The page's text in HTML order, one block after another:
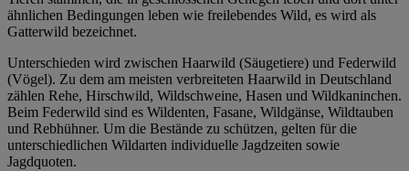
ähnlichen Bedingungen leben wie freilebendes Wild, es wird als
Gatterwild bezeichnet.
Unterschieden wird zwischen Haarwild (Säugetiere) und Federwild
(Vögel). Zu dem am meisten verbreiteten Haarwild in Deutschland
zählen Rehe, Hirschwild, Wildschweine, Hasen und Wildkaninchen.
Beim Federwild sind es Wildenten, Fasane, Wildgänse, Wildtauben
und Rebhühner. Um die Bestände zu schützen, gelten für die
unterschiedlichen Wildarten individuelle Jagdzeiten sowie
Jagdquoten.